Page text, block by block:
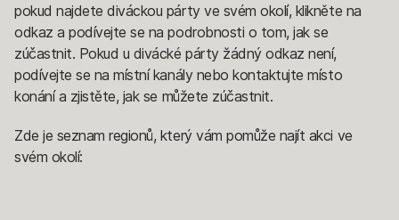
pokud najdete diváckou párty ve svém okolí, klikněte na
odkaz a podívejte se na podrobnosti o tom, jak se
zúčastnit. Pokud u divácké párty žádný odkaz není,
podívejte se na místní kanály nebo kontaktujte místo
konání a zjistěte, jak se můžete zúčastnit.
Zde je seznam regionů, který vám pomůže najít akci ve
svém okolí: